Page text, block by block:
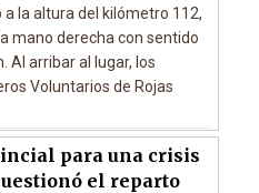
a la altura del kilómetro 112,
mano derecha con sentido
Al arribar al lugar, los
Voluntarios de Rojas
para una crisis
el reparto